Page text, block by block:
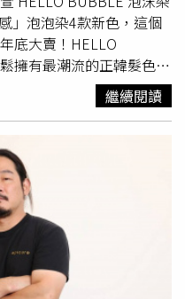
」泡泡染4款新色，這個
底大賣！HELLO
擁有最潮流的正韓髮色，
為主，強調髮色和個人風
性選擇的髮色之一，百搭
日常妝容、穿搭，藉由不
托，更能更能展現每一個
霧灰奶茶、10GB金棕
魅尚萱 HELLO BUBBLE
提供）韓妞熱議美妝品
是以純素抗老保養為
推出「淡紋精華唇頰蜜」
銷明星商品。今年，
繼續閱讀